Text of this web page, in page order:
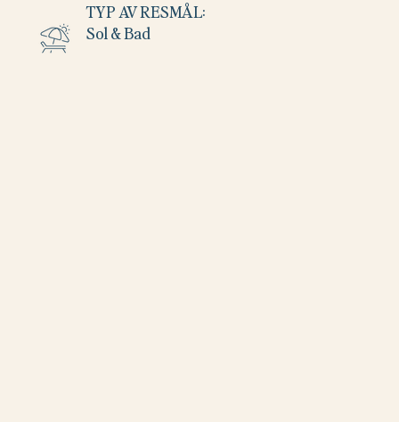
TYP AV RESMÅL:
Sol & Bad